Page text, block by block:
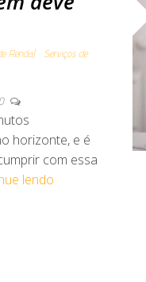
Renda)
Serviços de
0
horizonte, e é
com essa
lendo